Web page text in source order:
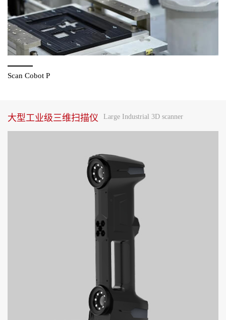
Scan Cobot P
大型工业级三维扫描仪 Large Industrial 3D scanner